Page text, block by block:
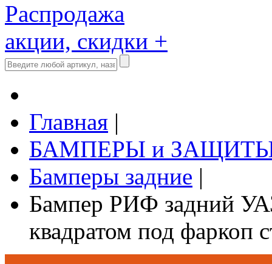
Распродажа
акции, скидки +
Главная |
БАМПЕРЫ и
Бамперы задние |
Бампер РИФ задний
квадратом под фаркоп